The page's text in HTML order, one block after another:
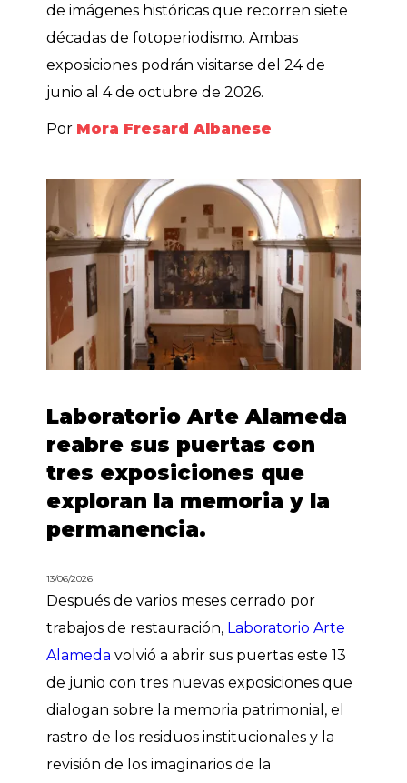
de imágenes históricas que recorren siete
décadas de fotoperiodismo. Ambas
exposiciones podrán visitarse del 24 de
junio al 4 de octubre de 2026.
Por Mora Fresard Albanese
Laboratorio Arte Alameda
reabre sus puertas con
tres exposiciones que
exploran la memoria y la
permanencia.
13/06/2026
Después de varios meses cerrado por
trabajos de restauración, Laboratorio Arte
Alameda volvió a abrir sus puertas este 13
de junio con tres nuevas exposiciones que
dialogan sobre la memoria patrimonial, el
rastro de los residuos institucionales y la
revisión de los imaginarios de la